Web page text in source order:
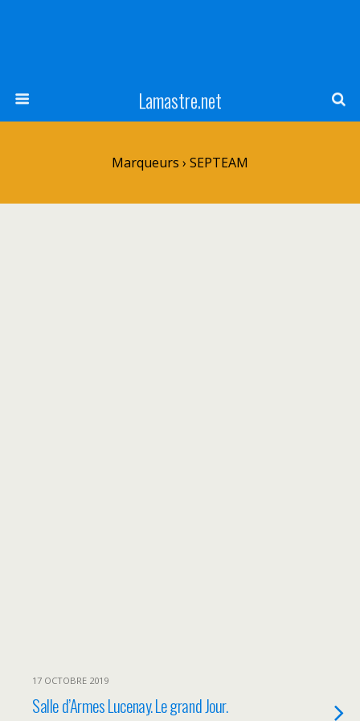
Lamastre.net
Marqueurs › SEPTEAM
17 OCTOBRE 2019
Salle d’Armes Lucenay. Le grand Jour.